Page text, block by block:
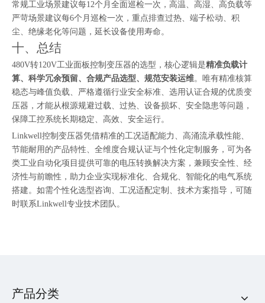
常规工业场景建议每12个月全面巡检一次，高温、高湿、高负载等
严苛场景建议每6个月巡检一次，重点排查过热、端子松动、积
尘、绝缘老化等问题，延长设备使用寿命。
十、总结
480V转120V工业面板控制变压器的选型，核心逻辑是精准负载计
算、科学冗余预留、合规产品选型、规范安装运维。唯有精准核算
稳态与峰值负载、严格遵循行业安全标准、选用认证合规的优质变
压器，才能从根源规避过载、过热、设备损坏、安全隐患等问题，
保障工控系统长期稳定、高效、安全运行。
Linkwell控制变压器凭借精准的工况适配能力、高涌流承载性能、
节能耐用的产品特性、全维度合规认证与个性化定制服务，可为各
类工业自动化项目提供可靠的电压转换解决方案，兼顾安全性、经
济性与前瞻性，助力企业实现标准化、合规化、智能化的电气系统
搭建。如需个性化选型咨询、工况适配定制、技术方案指导，可随
时联系Linkwell专业技术团队。
产品分类